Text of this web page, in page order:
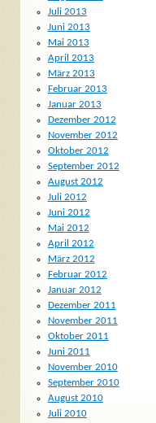
Juli 2013
Juni 2013
Mai 2013
April 2013
März 2013
Februar 2013
Januar 2013
Dezember 2012
November 2012
Oktober 2012
September 2012
August 2012
Juli 2012
Juni 2012
Mai 2012
April 2012
März 2012
Februar 2012
Januar 2012
Dezember 2011
November 2011
Oktober 2011
Juni 2011
November 2010
September 2010
August 2010
Juli 2010